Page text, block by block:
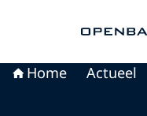
Home Actueel